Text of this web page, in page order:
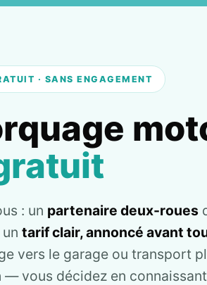
· SANS ENGAGEMENT
: un partenaire deux-roues
tarif clair, annoncé avant
vers le garage ou transport
— vous décidez en